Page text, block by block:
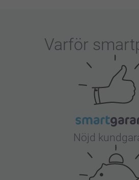
Varför
Nöjd